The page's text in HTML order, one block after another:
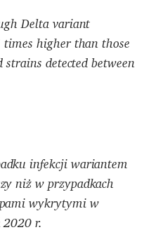
Delta variant
higher than those
detected between
infekcji wariantem
niż w przypadkach
wykrytymi w
r.